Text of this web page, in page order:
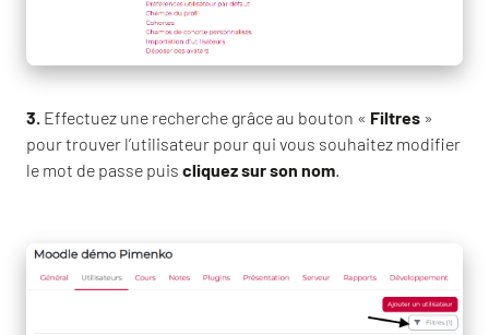
3. Effectuez une recherche grâce au bouton « Filtres »
pour trouver l’utilisateur pour qui vous souhaitez modifier
le mot de passe puis cliquez sur son nom